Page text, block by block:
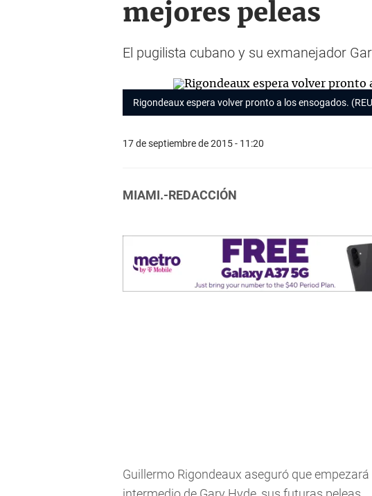
mejores peleas
El pugilista cubano y su exmanejador
Rigondeaux espera volver pronto a los ensogados.
17 de septiembre de 2015 - 11:20
MIAMI.-REDACCIÓN
Guillermo Rigondeaux aseguró que